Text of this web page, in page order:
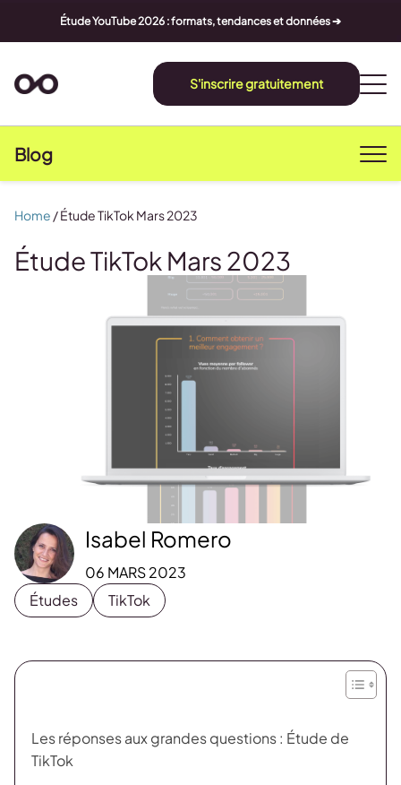
Étude YouTube 2026 : formats, tendances et données ➔
S'inscrire gratuitement
Blog
Étude TikTok Mars 2023
Isabel Romero
06 MARS 2023
Études
TikTok
Home /Étude TikTok Mars 2023
Les réponses aux grandes questions : Étude de
TikTok